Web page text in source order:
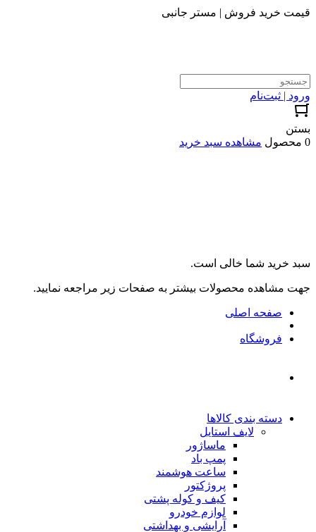
قیمت خرید فروش | مستر جانبی
ورود | ثبت‌نام
بستن
0 محصول
مشاهده سبد خرید
سبد خرید شما خالی است.
جهت مشاهده محصولات بیشتر به صفحات زیر مراجعه نمایید.
صفحه اصلی
فروشگاه
دسته بندی کالاها
لایف استایل
ماساژور
پمپ باد
ساعت هوشمند
پروژکتور
کیف و کوله پشتی
لوازم خودرو
آرایشی و بهداشتی